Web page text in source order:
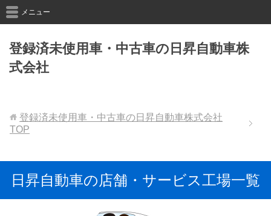
登録済未使用車・中古車の日昇自動車株
式会社
メニュー
登録済未使用車・中古車の日昇自動車株式会社
TOP
日昇自動車の店舗・サービス工場一覧